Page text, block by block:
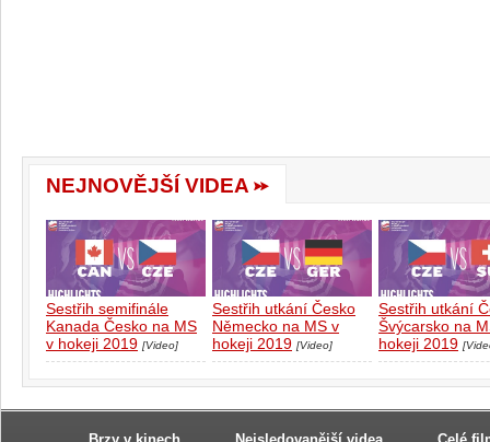
NEJNOVĚJŠÍ VIDEA
Sestřih semifinále
Kanada Česko na MS
v hokeji 2019 [Video]
Sestřih utkání Česko
Německo na MS v
hokeji 2019 [Video]
Sestřih utkání
Švýcarsko na
hokeji 2019